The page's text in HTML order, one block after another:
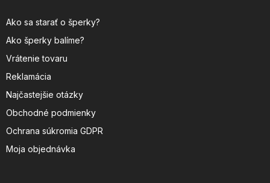
Ako sa starať o šperky?
Ako šperky balíme?
Vrátenie tovaru
Reklamácia
Najčastejšie otázky
Obchodné podmienky
Ochrana súkromia GDPR
Moja objednávka